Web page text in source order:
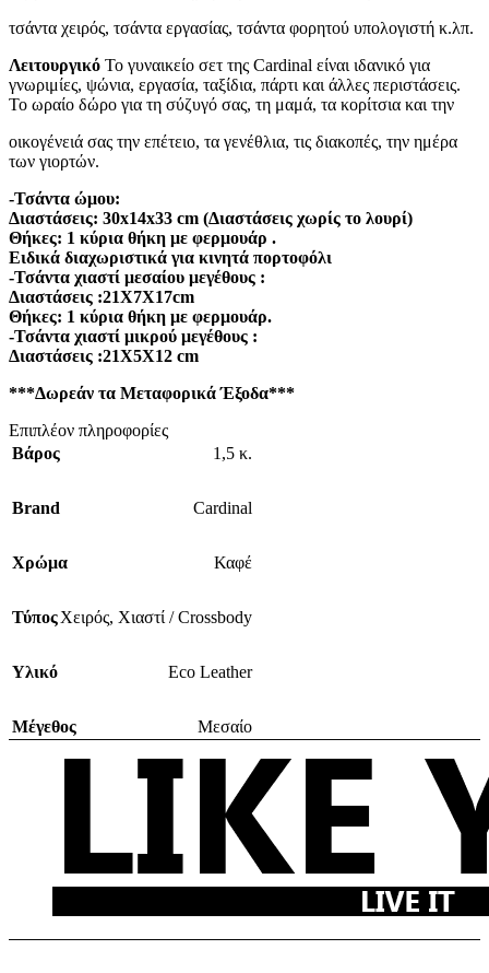
τσάντα χειρός, τσάντα εργασίας, τσάντα φορητού υπολογιστή κ.λπ.
Λειτουργικό Το γυναικείο σετ της Cardinal είναι ιδανικό για
γνωριμίες, ψώνια, εργασία, ταξίδια, πάρτι και άλλες περιστάσεις.
Το ωραίο δώρο για τη σύζυγό σας, τη μαμά, τα κορίτσια και την
οικογένειά σας την επέτειο, τα γενέθλια, τις διακοπές, την ημέρα
των γιορτών.
-Τσάντα ώμου:
Διαστάσεις: 30x14x33 cm (Διαστάσεις χωρίς το λουρί)
Θήκες: 1 κύρια θήκη με φερμουάρ .
Ειδικά διαχωριστικά για κινητά πορτοφόλι
-Τσάντα χιαστί μεσαίου μεγέθους :
Διαστάσεις :21X7X17cm
Θήκες: 1 κύρια θήκη με φερμουάρ.
-Τσάντα χιαστί μικρού μεγέθους :
Διαστάσεις :21X5X12 cm
***Δωρεάν τα Μεταφορικά Έξοδα***
Επιπλέον πληροφορίες
Βάρος
1,5 κ.
Brand Cardinal
Χρώμα Καφέ
ΤύποςΧειρός, Χιαστί / Crossbody
Υλικό Eco Leather
Μέγεθος Μεσαίο